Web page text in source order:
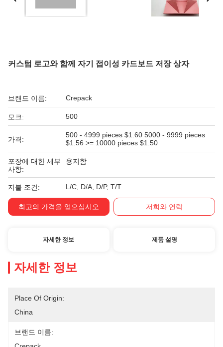
커스텀 로고와 함께 자기 접이성 카드보드 저장 상자
브랜드 이름: Crepack
모크: 500
가격:
500 - 4999 pieces $1.60 5000 - 9999 pieces
$1.56 >= 10000 pieces $1.50
포장에 대한 세부
사항:
용지함
지불 조건: L/C, D/A, D/P, T/T
최고의 가격을 얻으십시오 저희와 연락
자세한 정보 제품 설명
자세한 정보
Place Of Origin:
China
브랜드 이름: